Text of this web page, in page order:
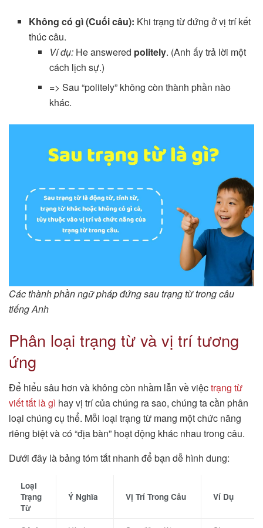
Không có gì (Cuối câu): Khi trạng từ đứng ở vị trí kết
thúc câu.
Ví dụ:He answered politely. (Anh ấy trả lời một
cách lịch sự.)
=> Sau “politely” không còn thành phần nào
khác.
Các thành phần ngữ pháp đứng sau trạng từ trong câu
tiếng Anh
Phân loại trạng từ và vị trí tương
ứng
Để hiểu sâu hơn và không còn nhầm lẫn về việctrạng từ
viết tắt là gì hay vị trí của chúng ra sao, chúng ta cần phân
loại chúng cụ thể. Mỗi loại trạng từ mang một chức năng
riêng biệt và có “địa bàn” hoạt động khác nhau trong câu.
Dưới đây là bảng tóm tắt nhanh để bạn dễ hình dung:
Loại
Trạng
Từ
Ý Nghĩa Vị Trí Trong Câu Ví Dụ